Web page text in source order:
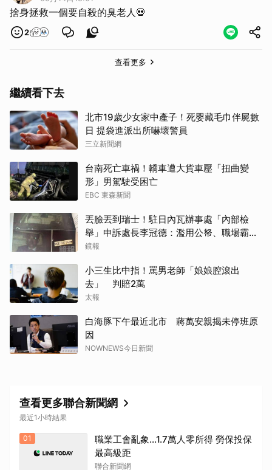
捨身拯救一個要自殺的臭老人💀
2
查看更多
繼續看下去
北市19歲少女家中產子！死嬰藏毛巾伴屍數
日 提袋進派出所嚇壞警員
三立新聞網
台南死亡車禍！轎車遭大貨車壓「扭曲變
形」男駕駛受困亡
EBC 東森新聞
丟臉丟到瑞士！駐日內瓦辦事處「內部檢
舉」申訴處長李冠德：濫用公帑、職場霸
凌、超速仔拒繳罰單 外交部要查了
鏡報
小三生比中指！罵男老師「娘娘腔滾出
去」 判賠2萬
太報
白海豚下午最近北市 蔣萬安親揭未停班原
因
NOWNEWS今日新聞
查看更多聯合新聞網
最近1小時結果
01
職業工會亂象…1.7萬人零所得 勞保投保
最高級距
聯合新聞網
取消